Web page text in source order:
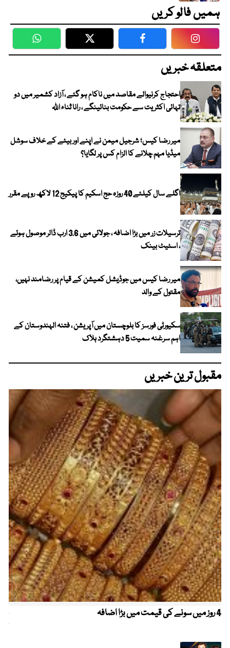
ہمیں فالو کریں
WhatsApp Twitter Facebook
متعلقہ خبریں
احتجاج کرنیوالے مقاصد میں ناکام ہو گئے ، آزاد کشمیر میں دو
تہائی اکثریت سے حکومت بنائینگے ، رانا ثناء اللہ
میر رضا کیس؛ شرجیل میمن نے اپنے اور بیٹے کے خلاف سوشل
میڈیا مہم چلانے کا الزام کس پر لگایا؟
اگلے سال کیلئے 40 روزہ حج اسکیم کا پیکیج 12 لاکھ روپے مقرر
ترسیلات زر میں بڑا اضافہ ، جولائی میں 3.6 ارب ڈالر موصول ہوئے
، اسٹیٹ بینک
میر رضا کیس میں جوڈیشل کمیشن کے قیام پر رضامند نہیں،
مقتول کے والد
سکیورٹی فورسز کا بلوچستان میں آپریشن ، فتنہ الہندوستان کے
اہم سرغنہ سمیت 5 دہشتگرد ہلاک
مقبول ترین خبریں
4 روز میں سونے کی قیمت میں بڑا اضافہ